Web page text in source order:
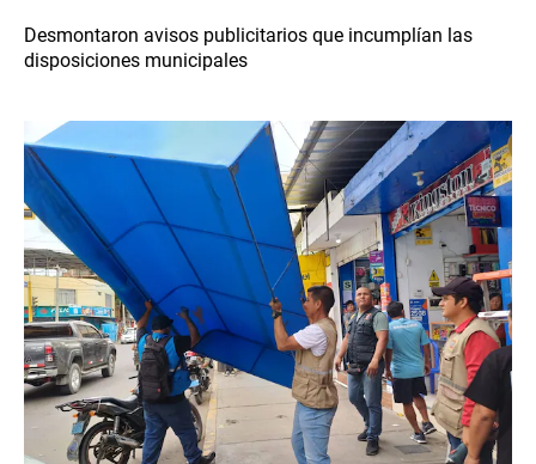
Desmontaron avisos publicitarios que incumplían las
disposiciones municipales